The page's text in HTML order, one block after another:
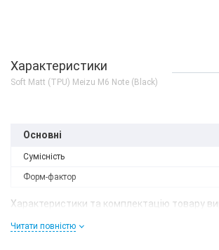
Характеристики
Soft Matt (TPU) Meizu M6 Note (Black)
Основні
Сумісність
Форм-фактор
Характеристики та комплектацію товару
Читати повністю